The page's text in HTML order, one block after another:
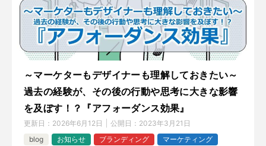
～マーケターもデザイナーも理解しておきたい～
過去の経験が、その後の行動や思考に大きな影響
を及ぼす！？『アフォーダンス効果』
更新日： 2026年6月12日 公開日： 2023年3月21日
blog
お知らせ ブランディング
マーケティング